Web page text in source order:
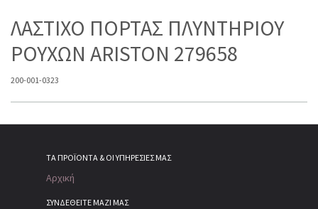
ΛΑΣΤΙΧΟ ΠΟΡΤΑΣ ΠΛΥΝΤΗΡΙΟΥ
ΡΟΥΧΩΝ ARISTON 279658
200-001-0323
ΤΑ ΠΡΟΪΌΝΤΑ & ΟΙ ΥΠΗΡΕΣΊΕΣ ΜΑΣ
Αρχική
ΣΥΝΔΕΘΕΙΤΕ ΜΑΖΙ ΜΑΣ